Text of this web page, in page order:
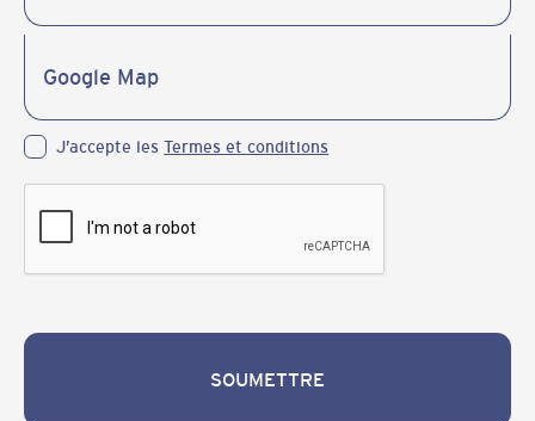
J’accepte lesTermes et conditions
SOUMETTRE